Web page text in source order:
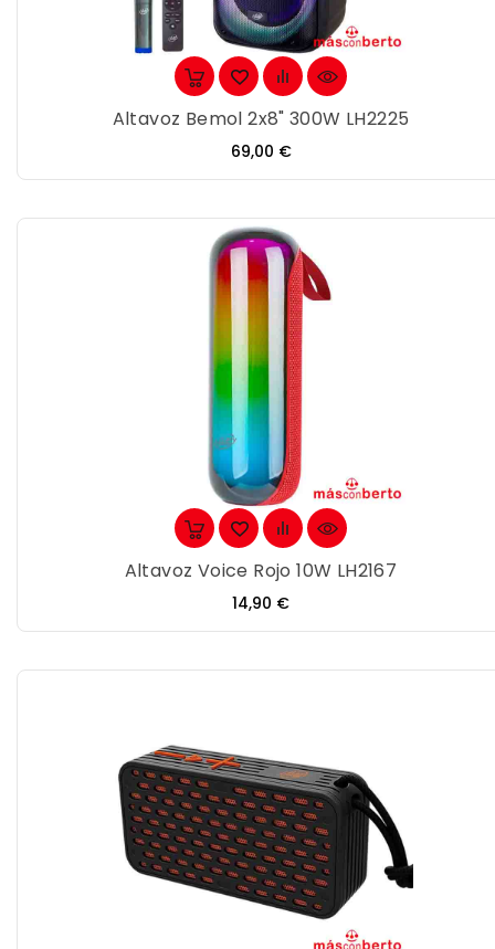
Altavoz Bemol 2x8" 300W LH2225
Precio
69,00 €
Altavoz Voice Rojo 10W LH2167
Precio
14,90 €